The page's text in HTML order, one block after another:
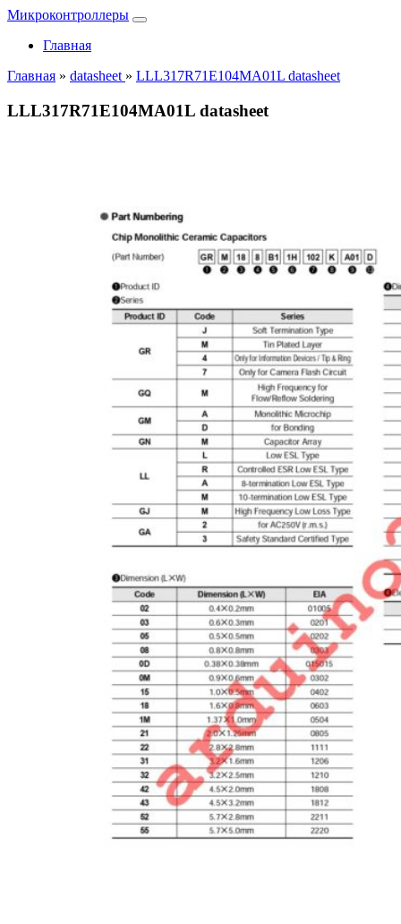
Микроконтроллеры
Главная
Главная » datasheet » LLL317R71E104MA01L datasheet
LLL317R71E104MA01L datasheet